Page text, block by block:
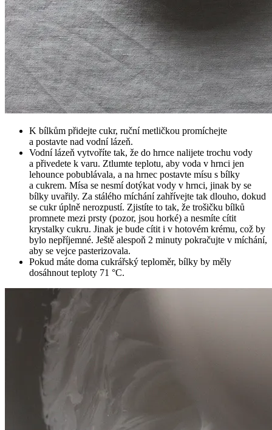
K bílkům přidejte cukr, ruční metličkou promíchejte
a postavte nad vodní lázeň.
Vodní lázeň vytvoříte tak, že do hrnce nalijete trochu vody
a přivedete k varu. Ztlumte teplotu, aby voda v hrnci jen
lehounce pobublávala, a na hrnec postavte mísu s bílky
a cukrem. Mísa se nesmí dotýkat vody v hrnci, jinak by se
bílky uvařily. Za stálého míchání zahřívejte tak dlouho, dokud
se cukr úplně nerozpustí. Zjistíte to tak, že trošičku bílků
promnete mezi prsty (pozor, jsou horké) a nesmíte cítit
krystalky cukru. Jinak je bude cítit i v hotovém krému, což by
bylo nepříjemné. Ještě alespoň 2 minuty pokračujte v míchání,
aby se vejce pasterizovala.
Pokud máte doma cukrářský teploměr, bílky by měly
dosáhnout teploty 71 °C.